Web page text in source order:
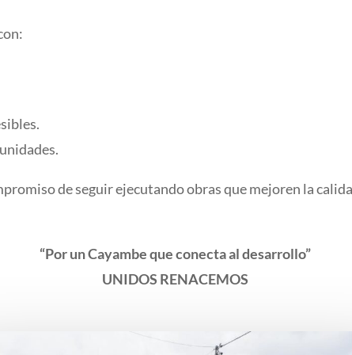
de seguir ejecutando obras que mejoren la
“Por un Cayambe que conecta al desarrollo”
UNIDOS RENACEMOS